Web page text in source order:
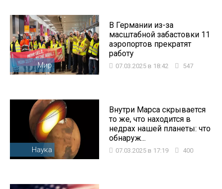
Мир
В Германии из-за
масштабной забастовки 11
аэропортов прекратят
работу
07.03.2025 в 18:42 547
Наука
Внутри Марса скрывается
то же, что находится в
недрах нашей планеты: что
обнаруж...
07.03.2025 в 17:19 400